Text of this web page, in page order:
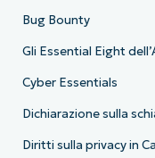
Bug Bounty
Gli Essential Eight
Cyber Essentials
Dichiarazione sulla
Diritti sulla privacy in